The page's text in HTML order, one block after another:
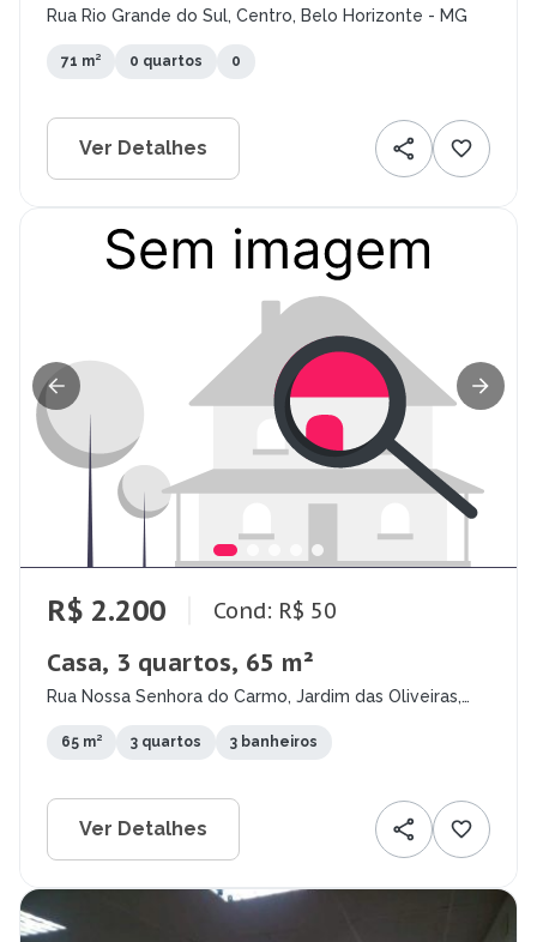
Rua Rio Grande do Sul, Centro, Belo Horizonte - MG
71 m² 0 quartos 0
Ver Detalhes
R$ 2.200 Cond: R$ 50
Casa, 3 quartos, 65 m²
Rua Nossa Senhora do Carmo, Jardim das Oliveiras,
65 m² 3 quartos 3 banheiros
Ver Detalhes